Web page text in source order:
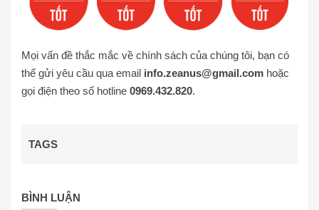
Mọi vấn đề thắc mắc về chính sách của chúng tôi, bạn có
thể gửi yêu cầu qua email info.zeanus@gmail.com hoặc
gọi điện theo số hotline 0969.432.820.
TAGS
BÌNH LUẬN